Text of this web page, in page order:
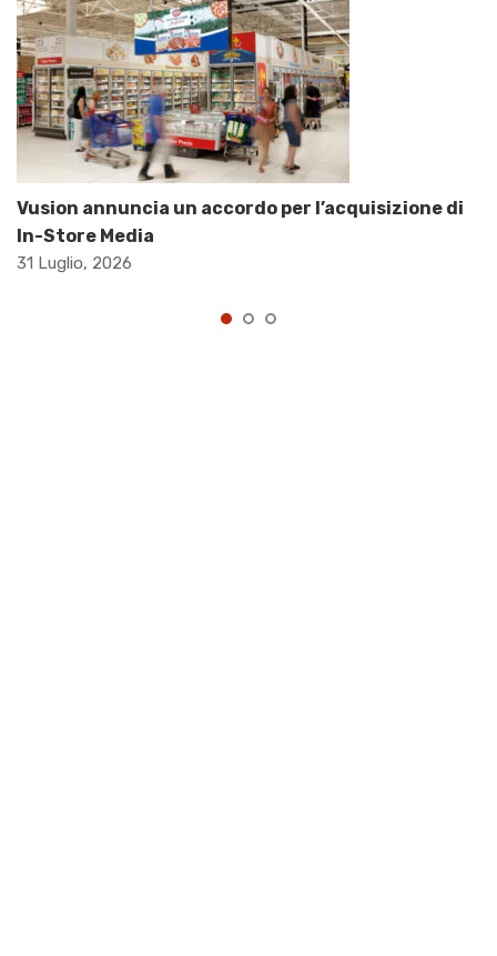
Vusion annuncia un accordo per l’acquisizione di
In-Store Media
31 Luglio, 2026